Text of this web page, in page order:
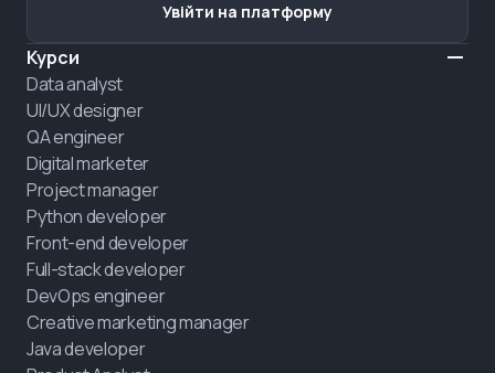
Курси
Data analyst
UI/UX designer
QA engineer
Digital marketer
Project manager
Python developer
Front-end developer
Full-stack developer
DevOps engineer
Creative marketing manager
Java developer
Увійти на платформу